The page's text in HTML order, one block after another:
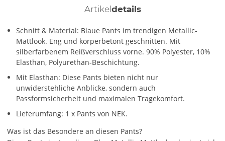
Artikeldetails
Schnitt & Material: Blaue Pants im trendigen Metallic-
Mattlook. Eng und körperbetont geschnitten. Mit
silberfarbenem Reißverschluss vorne. 90% Polyester, 10%
Elasthan, Polyurethan-Beschichtung.
Mit Elasthan: Diese Pants bieten nicht nur
unwiderstehliche Anblicke, sondern auch
Passformsicherheit und maximalen Tragekomfort.
Lieferumfang: 1 x Pants von NEK.
Was ist das Besondere an diesen Pants?